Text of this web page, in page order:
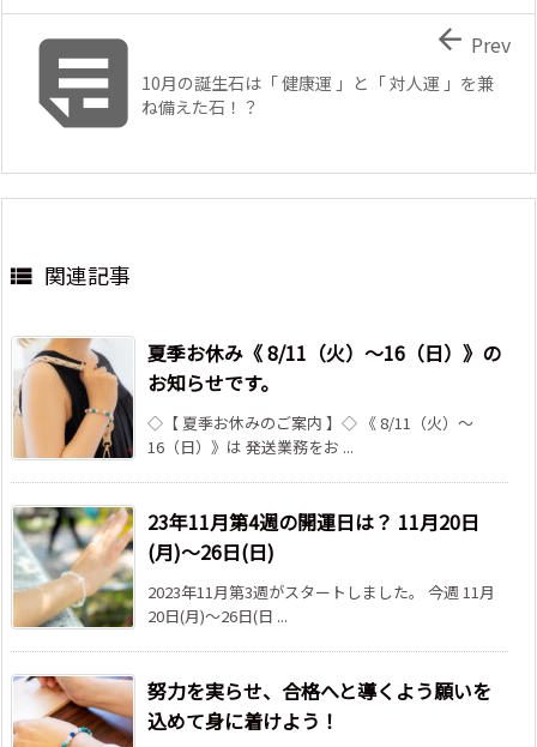
10月の誕生石は「 健康運 」と「 対人運 」を兼
ね備えた石！？
 Prev
 関連記事
夏季お休み《 8/11（火）～16（日）》の
お知らせです。
◇【 夏季お休みのご案内 】◇ 《 8/11（火）～
16（日）》は 発送業務をお ...
23年11月第4週の開運日は？ 11月20日
(月)～26日(日)
2023年11月第3週がスタートしました。 今週 11月
20日(月)～26日(日 ...
努力を実らせ、合格へと導くよう願いを
込めて身に着けよう！